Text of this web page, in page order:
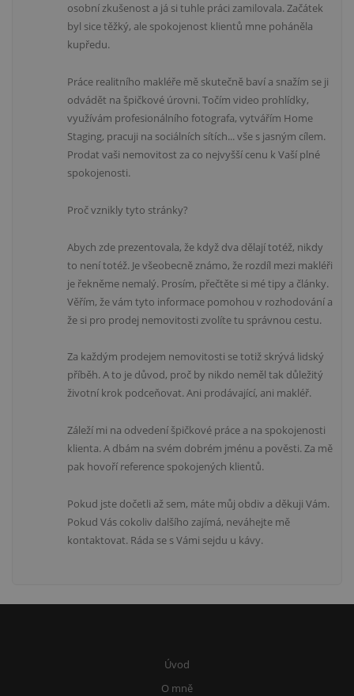
osobní zkušenost a já si tuhle práci zamilovala. Začátek
byl sice těžký, ale spokojenost klientů mne poháněla
kupředu.
Práce realitního makléře mě skutečně baví a snažím se ji
odvádět na špičkové úrovni. Točím video prohlídky,
využívám profesionálního fotografa, vytvářím Home
Staging, pracuji na sociálních sítích... vše s jasným cílem.
Prodat vaši nemovitost za co nejvyšší cenu k Vaší plné
spokojenosti.
Proč vznikly tyto stránky?
Abych zde prezentovala, že když dva dělají totéž, nikdy
to není totéž. Je všeobecně známo, že rozdíl mezi makléři
je řekněme nemalý. Prosím, přečtěte si mé tipy a články.
Věřím, že vám tyto informace pomohou v rozhodování a
že si pro prodej nemovitosti zvolíte tu správnou cestu.
Za každým prodejem nemovitosti se totiž skrývá lidský
příběh. A to je důvod, proč by nikdo neměl tak důležitý
životní krok podceňovat. Ani prodávající, ani makléř.
Záleží mi na odvedení špičkové práce a na spokojenosti
klienta. A dbám na svém dobrém jménu a pověsti. Za mě
pak hovoří reference spokojených klientů.
Pokud jste dočetli až sem, máte můj obdiv a děkuji Vám.
Pokud Vás cokoliv dalšího zajímá, neváhejte mě
kontaktovat. Ráda se s Vámi sejdu u kávy.
Úvod
O mně